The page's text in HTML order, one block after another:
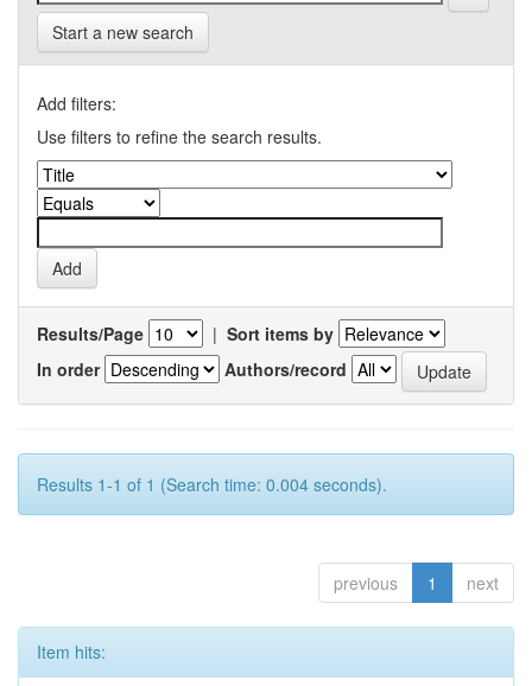
Start a new search
Add filters:
Use filters to refine the search results.
Results/Page | Sort items by
In order
Authors/record
Results 1-1 of 1 (Search time: 0.004 seconds).
previous 1 next
Item hits: